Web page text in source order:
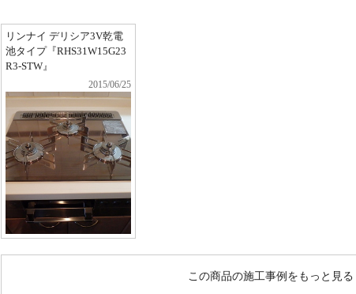
リンナイ デリシア3V乾電
池タイプ『RHS31W15G23
R3-STW』
2015/06/25
この商品の施工事例をもっと見る